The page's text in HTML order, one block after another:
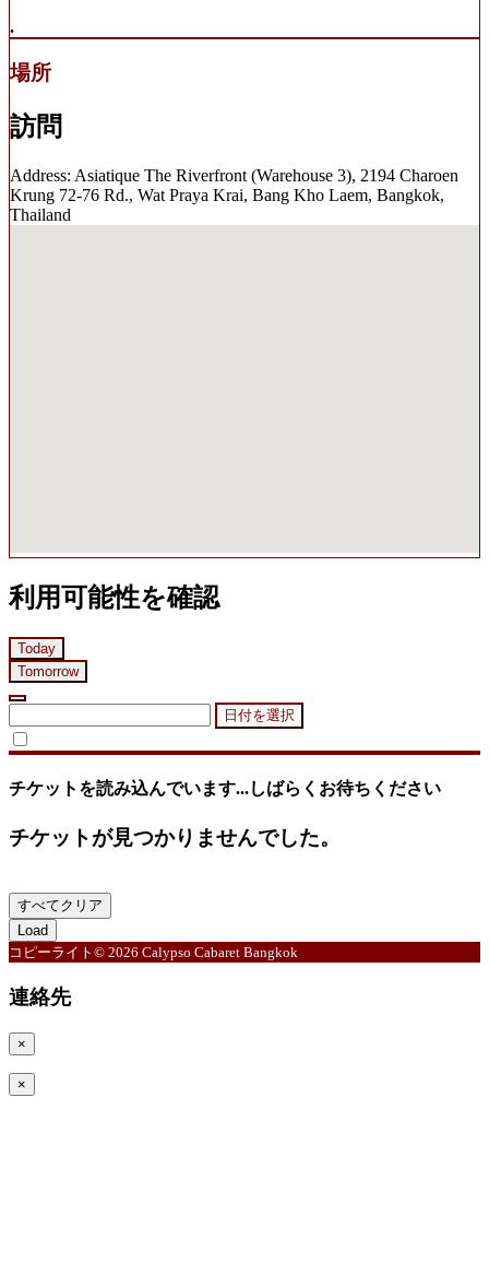
.
場所
訪問
Address: Asiatique The Riverfront (Warehouse 3), 2194 Charoen
Krung 72-76 Rd., Wat Praya Krai, Bang Kho Laem, Bangkok,
Thailand
利用可能性を確認
Today
Tomorrow
日付を選択
チケットを読み込んでいます...しばらくお待ちください
チケットが見つかりませんでした。
すべてクリア
Load
コピーライト© 2026 Calypso Cabaret Bangkok
連絡先
×
×